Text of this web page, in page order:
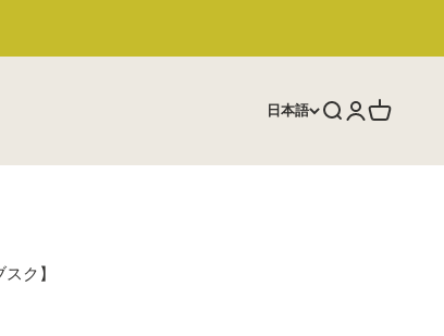
日本語 検索を開く
アカウント
カートを
ク】